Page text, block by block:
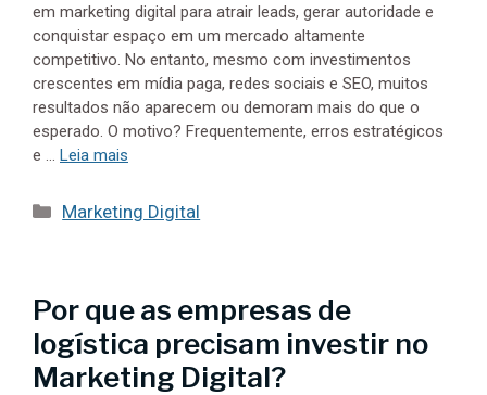
em marketing digital para atrair leads, gerar autoridade e
conquistar espaço em um mercado altamente
competitivo. No entanto, mesmo com investimentos
crescentes em mídia paga, redes sociais e SEO, muitos
resultados não aparecem ou demoram mais do que o
esperado. O motivo? Frequentemente, erros estratégicos
e … Leia mais
Categorias
Marketing Digital
Por que as empresas de
logística precisam investir no
Marketing Digital?